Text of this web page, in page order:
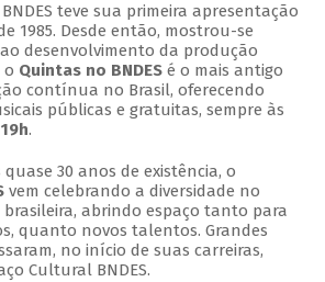
teve sua primeira apresentação
1985. Desde então, mostrou-se
desenvolvimento da produção
o Quintas no BNDESé o mais antigo
contínua no Brasil, oferecendo
públicas e gratuitas, sempre às
.
30 anos de existência, o
vem celebrando a diversidade no
abrindo espaço tanto para
quanto novos talentos. Grandes
no início de suas carreiras,
Cultural BNDES.